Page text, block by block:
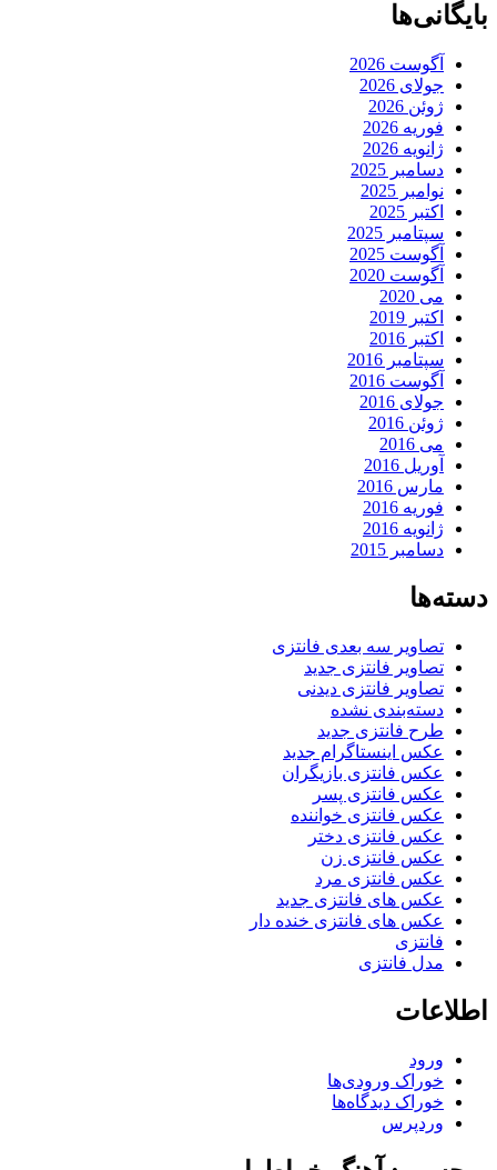
بایگانی‌ها
آگوست 2026
جولای 2026
ژوئن 2026
فوریه 2026
ژانویه 2026
دسامبر 2025
نوامبر 2025
اکتبر 2025
سپتامبر 2025
آگوست 2025
آگوست 2020
می 2020
اکتبر 2019
اکتبر 2016
سپتامبر 2016
آگوست 2016
جولای 2016
ژوئن 2016
می 2016
آوریل 2016
مارس 2016
فوریه 2016
ژانویه 2016
دسامبر 2015
دسته‌ها
تصاویر سه بعدی فانتزی
تصاویر فانتزی جدید
تصاویر فانتزی دیدنی
دسته‌بندی نشده
طرح فانتزی جدید
عکس اینستاگرام جدید
عکس فانتزی بازیگران
عکس فانتزی پسر
عکس فانتزی خواننده
عکس فانتزی دختر
عکس فانتزی زن
عکس فانتزی مرد
عکس های فانتزی جدید
عکس های فانتزی خنده دار
فانتزی
مدل فانتزی
اطلاعات
ورود
خوراک ورودی‌ها
خوراک دیدگاه‌ها
وردپرس